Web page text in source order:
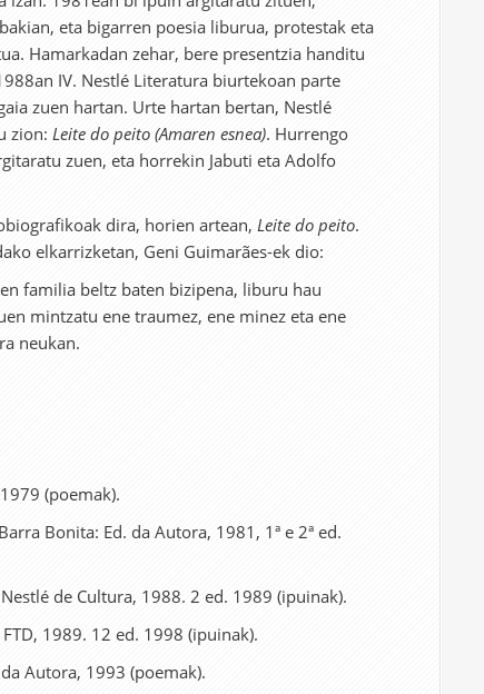
eta bigarren poesia liburua, protestak eta
Hamarkadan zehar, bere presentzia handitu
IV. Nestlé Literatura biurtekoan parte
zuen hartan. Urte hartan bertan, Nestlé
zion: Leite do peito (Amaren esnea). Hurrengo
zuen, eta horrekin Jabuti eta Adolfo
dira, horien artean, Leite do peito.
elkarrizketan, Geni Guimarães-ek dio:
familia beltz baten bizipena, liburu hau
mintzatu ene traumez, ene minez eta ene
neukan.
(poemak).
Bonita: Ed. da Autora, 1981, 1ª e 2ª ed.
de Cultura, 1988. 2 ed. 1989 (ipuinak).
1989. 12 ed. 1998 (ipuinak).
Autora, 1993 (poemak).